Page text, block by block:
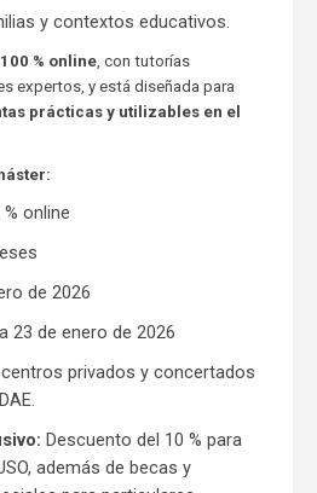
y contextos educativos.
100 % online, con tutorías
expertos, y está diseñada para
prácticas y utilizables en el
% online
de 2026
23 de enero de 2026
privados y concertados
Descuento del 10 % para
además de becas y